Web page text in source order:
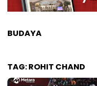
BUDAYA
TAG:ROHIT CHAND